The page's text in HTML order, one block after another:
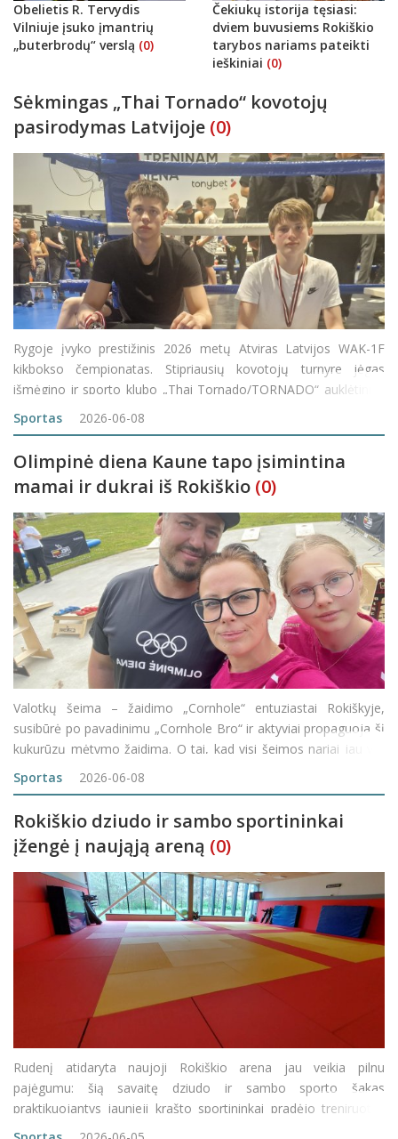
Obelietis R. Tervydis
Vilniuje įsuko įmantrių
„buterbrodų“ verslą (0)
Čekiukų istorija tęsiasi:
dviem buvusiems Rokiškio
tarybos nariams pateikti
ieškiniai (0)
Sėkmingas „Thai Tornado“ kovotojų
pasirodymas Latvijoje (0)
Rygoje įvyko prestižinis 2026 metų Atviras Latvijos WAK-1F
kikbokso čempionatas. Stipriausių kovotojų turnyre jėgas
išmėgino ir sporto klubo „Thai Tornado/TORNADO“ auklėtiniai,
namo parsivežę du vicečempionų titulus. Haroldas Laužadis
(17–18 metų amžiaus grupė) svor
Sportas 2026-06-08
Olimpinė diena Kaune tapo įsimintina
mamai ir dukrai iš Rokiškio (0)
Valotkų šeima – žaidimo „Cornhole“ entuziastai Rokiškyje,
susibūrė po pavadinimu „Cornhole Bro“ ir aktyviai propaguoja šį
kukurūzų mėtymo žaidimą. O tai, kad visi šeimos nariai jau yra
pasiekę nemenką meistriškumo lygį, dar kartą įrodė
Sportas 2026-06-08
Rokiškio dziudo ir sambo sportininkai
įžengė į naująją areną (0)
Rudenį atidaryta naujoji Rokiškio arena jau veikia pilnu
pajėgumu: šią savaitę dziudo ir sambo sporto šakas
praktikuojantys jaunieji krašto sportininkai pradėjo treniruotes
jiems skirtose naujose patalpose Rokiškio arenoje. Nors iki